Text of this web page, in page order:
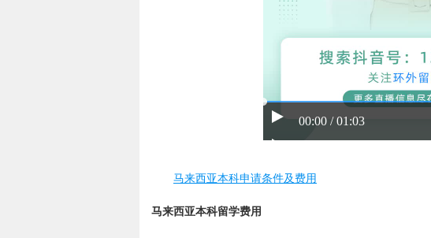
00:00 / 01:03
马来西亚本科申请条件及费用
马来西亚本科留学费用